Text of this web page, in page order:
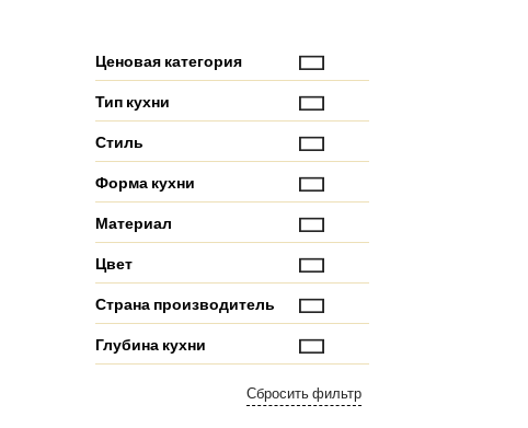
Ценовая категория
Тип кухни
Стиль
Форма кухни
Материал
Цвет
Страна производитель
Глубина кухни